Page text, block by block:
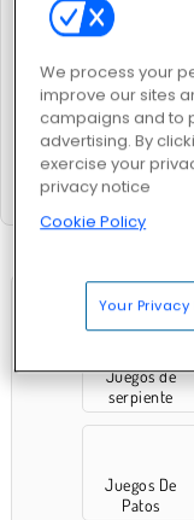
Granja de
CATEGORÍAS
Juegos de
serpiente
Juegos De
Patos
We process your
improve our sites
campaigns and to
advertising. By
exercise your
privacy notice
Cookie Policy
Your